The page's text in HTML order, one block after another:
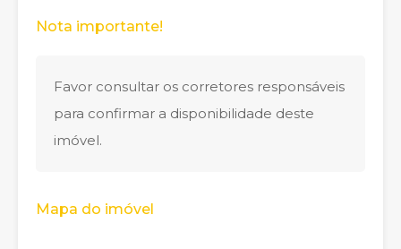
Nota importante!
Favor consultar os corretores responsáveis
para confirmar a disponibilidade deste
imóvel.
Mapa do imóvel